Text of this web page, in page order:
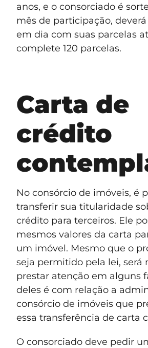
anos, e o consorciado é
mês de participação,
em dia com suas parcelas
complete 120 parcelas.
Carta de
crédito
No consórcio de imóveis, é
transferir sua titularidade
crédito para terceiros. Ele
mesmos valores da carta
um imóvel. Mesmo que o
seja permitido pela lei, será
prestar atenção em alguns
deles é com relação a
consórcio de imóveis que
essa transferência de carta
O consorciado deve pedir